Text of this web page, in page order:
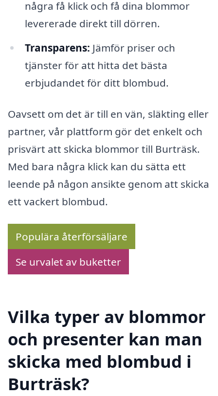
några få klick och få dina blommor
levererade direkt till dörren.
Transparens: Jämför priser och
tjänster för att hitta det bästa
erbjudandet för ditt blombud.
Oavsett om det är till en vän, släkting eller
partner, vår plattform gör det enkelt och
prisvärt att skicka blommor till Burträsk.
Med bara några klick kan du sätta ett
leende på någon ansikte genom att skicka
ett vackert blombud.
Populära återförsäljare
Se urvalet av buketter
Vilka typer av blommor
och presenter kan man
skicka med blombud i
Burträsk?